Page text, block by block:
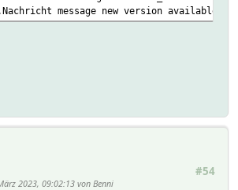
message new version
#54
2023, 09:02:13 von Benni